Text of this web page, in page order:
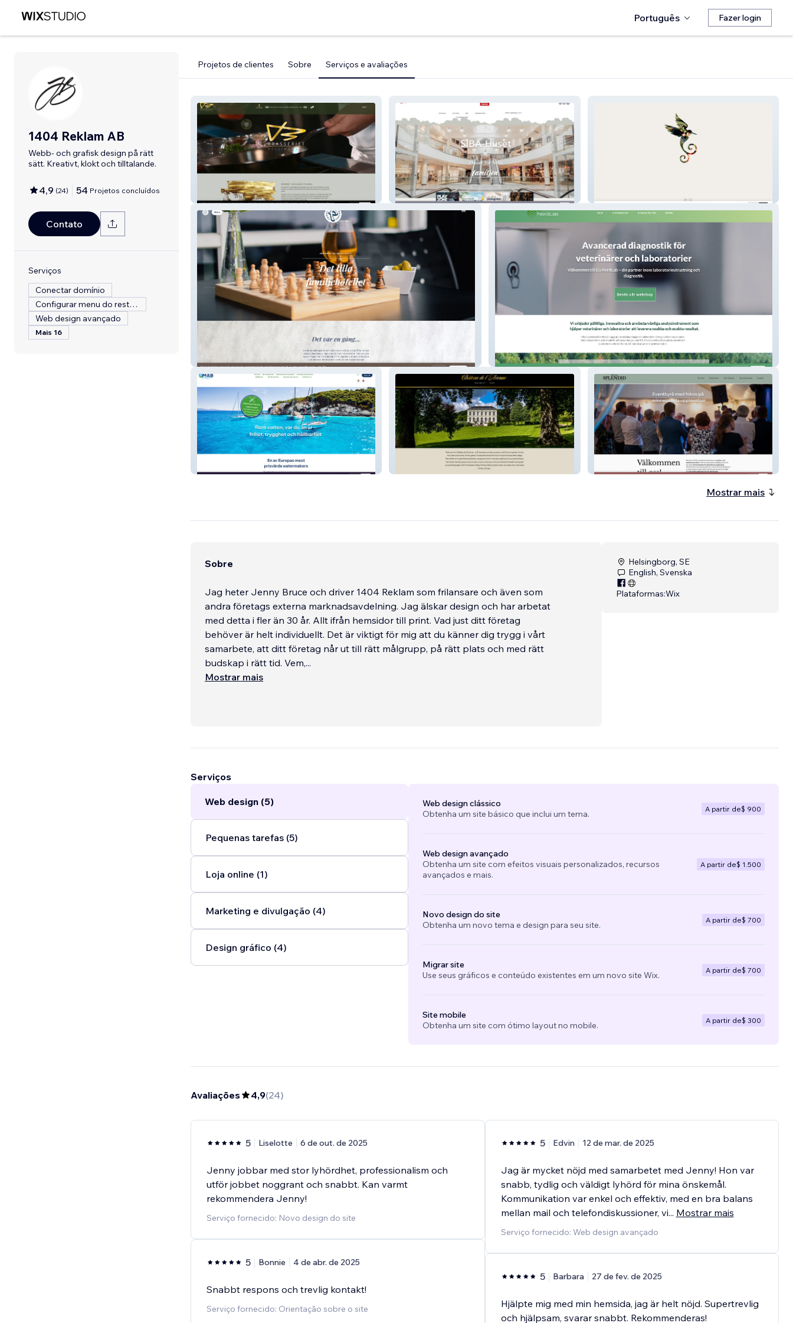
Português Fazer login
1404 Reklam AB
Webb- och grafisk design på rätt
sätt. Kreativt, klokt och tilltalande.
4,9 (24) 54 Projetos concluídos
Contato
Serviços
Conectar domínio
Configurar menu do restaurante
Web design avançado
Mais 16
Projetos de clientes Sobre Serviços e avaliações
Brasseriet Helsingborg Sibahuset
Fridas Hotell EG NordLab
MAB Watermaker Château de l´Avenue We Are Splendid
Mostrar mais
Sobre
Jag heter Jenny Bruce och driver 1404 Reklam som frilansare och även som
andra företags externa marknadsavdelning. Jag älskar design och har arbetat
med detta i fler än 30 år. Allt ifrån hemsidor till print. Vad just ditt företag
behöver är helt individuellt. Det är viktigt för mig att du känner dig trygg i vårt
samarbete, att ditt företag når ut till rätt målgrupp, på rätt plats och med rätt
budskap i rätt tid. Vem,...
Mostrar mais
Helsingborg, SE
English, Svenska
Plataformas:Wix
Serviços
Web design (5)
Pequenas tarefas (5)
Loja online (1)
Marketing e divulgação (4)
Design gráfico (4)
Web design clássico
Obtenha um site básico que inclui um tema.
A partir de$ 900
Web design avançado
Obtenha um site com efeitos visuais personalizados, recursos
avançados e mais.
A partir de$ 1.500
Novo design do site
Obtenha um novo tema e design para seu site.
A partir de$ 700
Migrar site
Use seus gráficos e conteúdo existentes em um novo site Wix.
A partir de$ 700
Site mobile
Obtenha um site com ótimo layout no mobile.
A partir de$ 300
Avaliações 4,9(24)
5 Liselotte 6 de out. de 2025
Jenny jobbar med stor lyhördhet, professionalism och
utför jobbet noggrant och snabbt. Kan varmt
rekommendera Jenny!
Serviço fornecido: Novo design do site
5 Bonnie 4 de abr. de 2025
Snabbt respons och trevlig kontakt!
Serviço fornecido: Orientação sobre o site
5 Edvin 12 de mar. de 2025
Jag är mycket nöjd med samarbetet med Jenny! Hon var
snabb, tydlig och väldigt lyhörd för mina önskemål.
Kommunikation var enkel och effektiv, med en bra balans
mellan mail och telefondiskussioner, vi... Mostrar mais
Serviço fornecido: Web design avançado
5 Barbara 27 de fev. de 2025
Hjälpte mig med min hemsida, jag är helt nöjd. Supertrevlig
och hjälpsam, svarar snabbt. Rekommenderas!